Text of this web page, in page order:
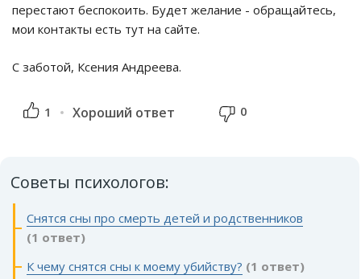
перестают беспокоить. Будет желание - обращайтесь,
мои контакты есть тут на сайте.
С заботой, Ксения Андреева.
1 Хороший ответ 0
Советы психологов:
Снятся сны про смерть детей и родственников
(1 ответ)
К чему снятся сны к моему убийству? (1 ответ)